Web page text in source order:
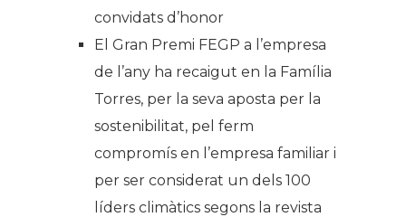
convidats d’honor
El Gran Premi FEGP a l’empresa
de l’any ha recaigut en la Família
Torres, per la seva aposta per la
sostenibilitat, pel ferm
compromís en l’empresa familiar i
per ser considerat un dels 100
líders climàtics segons la revista